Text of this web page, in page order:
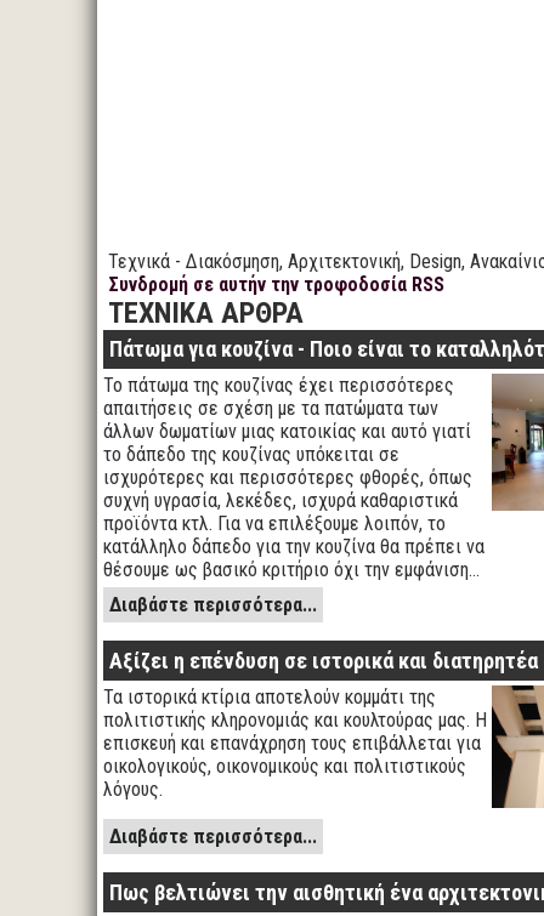
Τεχνικά - Διακόσμηση, Αρχιτεκτονική, Design,
Συνδρομή σε αυτήν την τροφοδοσία RSS
ΤΕΧΝΙΚΑ ΑΡΘΡΑ
Πάτωμα για κουζίνα - Ποιο είναι το
Το πάτωμα της κουζίνας έχει περισσότερες
απαιτήσεις σε σχέση με τα πατώματα των
άλλων δωματίων μιας κατοικίας και αυτό γιατί
το δάπεδο της κουζίνας υπόκειται σε
ισχυρότερες και περισσότερες φθορές, όπως
συχνή υγρασία, λεκέδες, ισχυρά καθαριστικά
προϊόντα κτλ. Για να επιλέξουμε λοιπόν, το
κατάλληλο δάπεδο για την κουζίνα θα πρέπει να
θέσουμε ως βασικό κριτήριο όχι την εμφάνιση…
Διαβάστε περισσότερα...
Αξίζει η επένδυση σε ιστορικά και διατηρητέα
Τα ιστορικά κτίρια αποτελούν κομμάτι της
πολιτιστικής κληρονομιάς και κουλτούρας μας. Η
επισκευή και επανάχρηση τους επιβάλλεται για
οικολογικούς, οικονομικούς και πολιτιστικούς
λόγους.
Διαβάστε περισσότερα...
Πως βελτιώνει την αισθητική ένα